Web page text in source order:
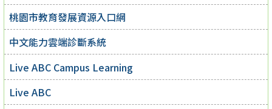
桃園市教育發展資源入口網
中文能力雲端診斷系統
Live ABC Campus Learning
Live ABC